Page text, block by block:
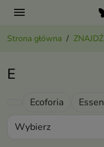
menu
Strona główna
E
Ecoforia
Wybierz